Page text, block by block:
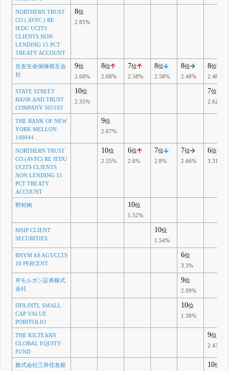
NORTHERN TRUST
CO.( AVFC ) RE
IEDU UCITS
CLIENTS NON
LENDING 15 PCT
TREATY ACCOUNT
8位
2.85%
住友生命保険相互会
社
9位
2.68%
8位
2.68%
7位
2.58%
8位
2.58%
8位
2.48%
8位
2.48%
STATE STREET
BANK AND TRUST
COMPANY 505103
10位
2.35%
7位
2.62%
THE BANK OF NEW
YORK MELLON
140044
9位
2.67%
NORTHERN TRUST
CO.(AVFC) RE IEDU
UCITS CLIENTS
NON LENDING 15
PCT TREATY
ACCOUNT
10位
2.55%
6位
2.6%
7位
2.8%
7位
2.66%
6位
3.31%
野村絢 10位
1.52%
MSIP CLIENT
SECURITIES
10位
1.54%
BNYM AS AGT⁄CLTS
10 PERCENT
6位
3.3%
JPモルガン証券株式
会社
9位
2.09%
DFA INTL SMALL
CAP VALUE
PORTFOLIO
10位
1.38%
THE KILTEARN
GLOBAL EQUITY
FUND
9位
2.43%
株式会社三井住友銀
10位